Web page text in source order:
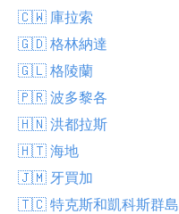
🇨🇼 庫拉索
🇬🇩 格林納達
🇬🇱 格陵蘭
🇵🇷 波多黎各
🇭🇳 洪都拉斯
🇭🇹 海地
🇯🇲 牙買加
🇹🇨 特克斯和凱科斯群島